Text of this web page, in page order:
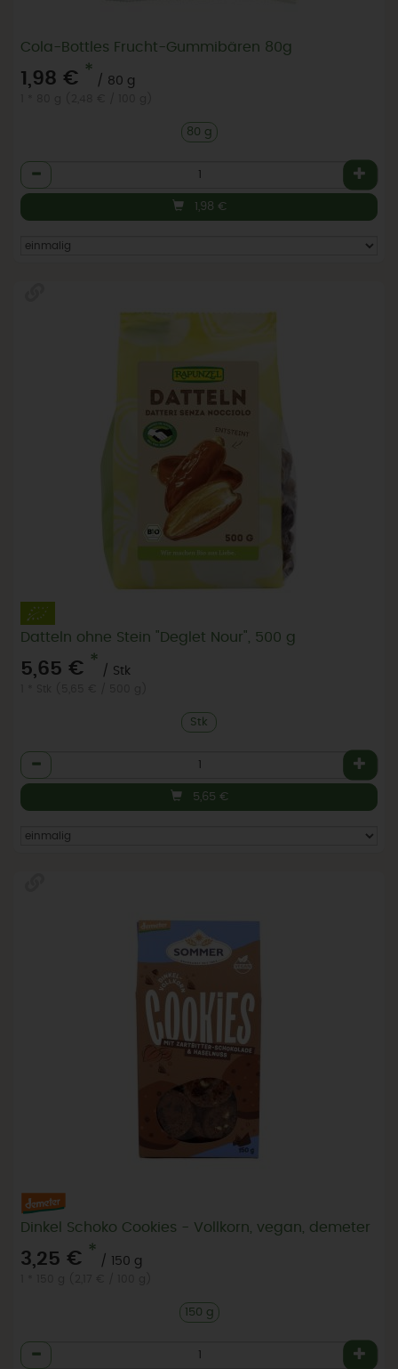
Cola-Bottles Frucht-Gummibären 80g
1,98 € *
/ 80 g
80 g
Anzahl
1,98 €
Datteln ohne Stein "Deglet Nour", 500 g
5,65 € *
/ Stk
Stk
Anzahl
5,65 €
Dinkel Schoko Cookies - Vollkorn, vegan, demeter
3,25 € *
/ 150 g
150 g
Anzahl